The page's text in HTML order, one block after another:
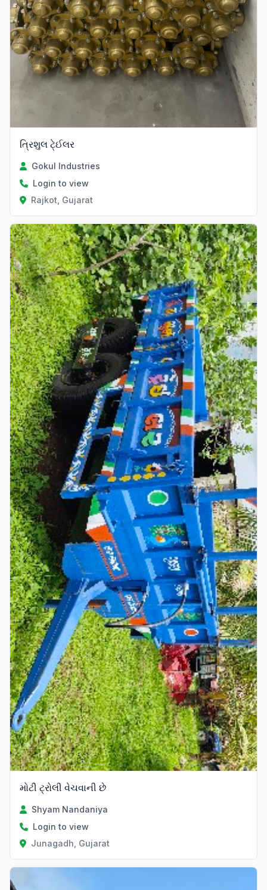
ત્રિશુલ ટે્ઈલર
Gokul Industries
Login to view
Rajkot, Gujarat
Verified
મોટી ટ્રોલી વેચવાની છે
Shyam Nandaniya
Login to view
Junagadh, Gujarat